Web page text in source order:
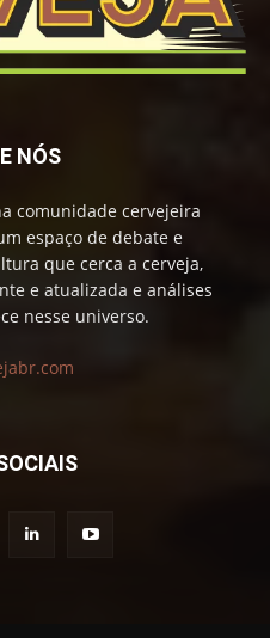
NÓS
comunidade cervejeira
espaço de debate e
que cerca a cerveja,
e atualizada e análises
nesse universo.